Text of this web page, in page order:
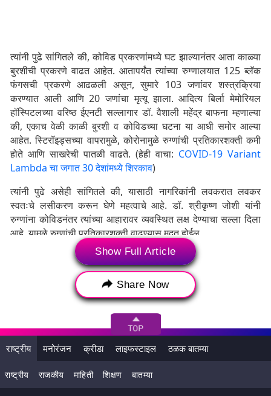
त्यांनी पुढे सांगितले की, कोविड प्रकरणांमध्ये घट झाल्यानंतर आता काळ्या
बुरशीची प्रकरणे वाढत आहेत. आतापर्यंत त्यांच्या रुग्णालयात 125 ब्लॅक
फंगसची प्रकरणे आढळली असून, सुमारे 103 जणांवर शस्त्रक्रिया
करण्यात आली आणि 20 जणांचा मृत्यू झाला. आदित्य बिर्ला मेमोरियल
हॉस्पिटलच्या वरिष्ठ ईएनटी सल्लागार डॉ. वैशाली महेंद्र बाफना म्हणाल्या
की, एकाच वेळी काळी बुरशी व कोविडच्या घटना या आधी समोर आल्या
आहेत. स्टिरॉइड्सच्या वापरामुळे, कोरोनामुळे रुग्णांची प्रतिकारशक्ती कमी
होते आणि साखरेची पातळी वाढते. (हेही वाचा: COVID-19 Variant
Lambda चा जगात 30 देशांमध्ये शिरकाव)
त्यांनी पुढे असेही सांगितले की, यासाठी नागरिकांनी लवकरात लवकर
स्वतःचे लसीकरण करून घेणे महत्वाचे आहे. डॉ. श्रीकृष्ण जोशी यांनी
रुग्णांना कोविडनंतर त्यांच्या आहारावर व्यवस्थित लक्ष देण्याचा सल्ला दिला
आहे. यामुळे रुग्णांची प्रतिकारशक्ती वाढण्यास मदत होईल.
Show Full Article
Share Now
राष्ट्रीय मनोरंजन क्रीडा लाइफस्टाइल ठळक बातम्या
राष्ट्रीय राजकीय माहिती शिक्षण बातम्या